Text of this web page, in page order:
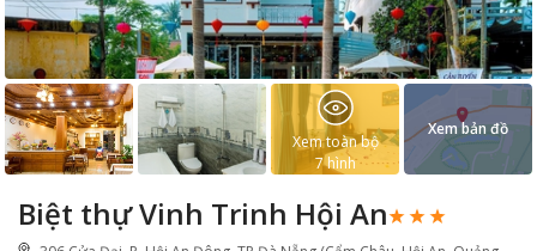
Biệt thự Vinh Trinh Hội An
Xem toàn bộ
7hình
Xem bản đồ